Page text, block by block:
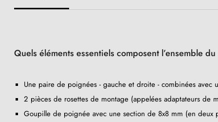
Quels éléments essentiels composent l’ensemble
Une paire de poignées - gauche et droite - combinées
2 pièces de rosettes de montage (appelées adaptateurs de
Goupille de poignée avec une section de 8x8 mm (en deux